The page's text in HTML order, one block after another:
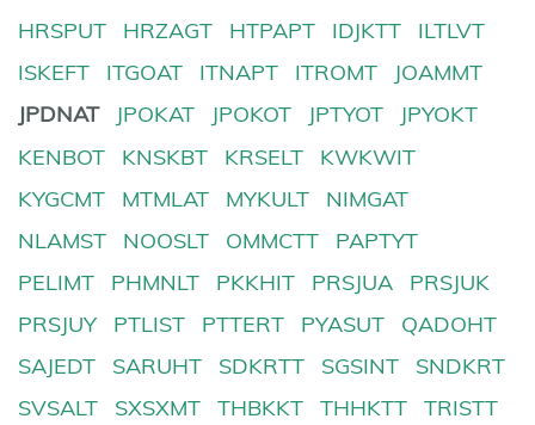
HRSPUT
HRZAGT HTPAPT IDJKTT
ILTLVT
ISKEFT
ITGOAT ITNAPT ITROMT
JOAMMT
JPDNAT
JPOKAT JPOKOT JPTYOT
JPYOKT
KENBOT
KNSKBT KRSELT
KWKWIT
KYGCMT
MTMLAT MYKULT
NIMGAT
NLAMST
NOOSLT OMMCTT
PAPTYT
PELIMT
PHMNLT PKKHIT PRSJUA
PRSJUK
PRSJUY
PTLIST PTTERT PYASUT
QADOHT
SAJEDT
SARUHT SDKRTT SGSINT
SNDKRT
SVSALT
SXSXMT THBKKT THHKTT
TRISTT